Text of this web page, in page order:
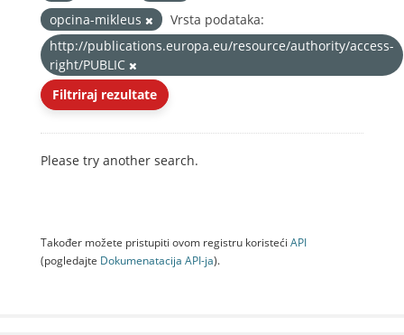
opcina-mikleus
Vrsta podataka:
http://publications.europa.eu/resource/authority/access-
right/PUBLIC
Filtriraj rezultate
Please try another search.
Također možete pristupiti ovom registru koristeći API
(pogledajte Dokumenаtаcijа API-jа).